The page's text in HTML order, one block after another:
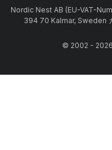
Nordic Nest AB (EU-VAT-
394 70 Kalmar, Sweden
© 2002 -